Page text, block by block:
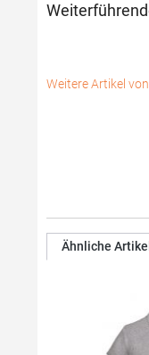
Weitere Artikel
Ähnliche Artikel